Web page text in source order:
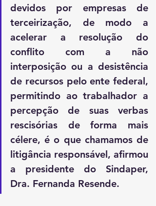
devidos por empresas de
terceirização, de modo a
acelerar a resolução do
conflito com a não
interposição ou a desistência
de recursos pelo ente federal,
permitindo ao trabalhador a
percepção de suas verbas
rescisórias de forma mais
célere, é o que chamamos de
litigância responsável, afirmou
a presidente do Sindaper,
Dra. Fernanda Resende.